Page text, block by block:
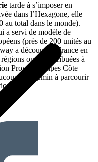
tarde à s’imposer en
dans l’Hexagone, elle
au total dans le monde).
a servi de modèle de
(près de 200 unités au
a découpé la France en
ont été attribuées à
Provence Alpes Côte
de chemin à parcourir